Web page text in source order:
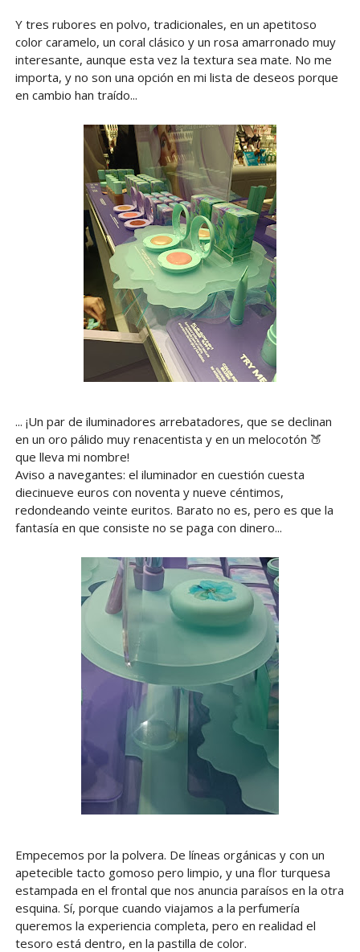
Y tres rubores en polvo, tradicionales, en un apetitoso
color caramelo, un coral clásico y un rosa amarronado muy
interesante, aunque esta vez la textura sea mate. No me
importa, y no son una opción en mi lista de deseos porque
en cambio han traído...
... ¡Un par de iluminadores arrebatadores, que se declinan
en un oro pálido muy renacentista y en un melocotón 🍑
que lleva mi nombre!
Aviso a navegantes: el iluminador en cuestión cuesta
diecinueve euros con noventa y nueve céntimos,
redondeando veinte euritos. Barato no es, pero es que la
fantasía en que consiste no se paga con dinero...
Empecemos por la polvera. De líneas orgánicas y con un
apetecible tacto gomoso pero limpio, y una flor turquesa
estampada en el frontal que nos anuncia paraísos en la otra
esquina. Sí, porque cuando viajamos a la perfumería
queremos la experiencia completa, pero en realidad el
tesoro está dentro, en la pastilla de color.